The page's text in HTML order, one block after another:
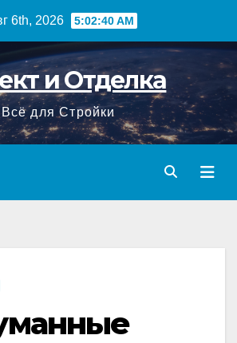
6th, 2026 5:02:41 AM
и Отделка
Всё для Стройки